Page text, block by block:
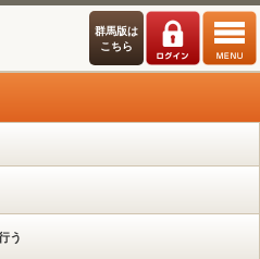
群馬版は
こちら